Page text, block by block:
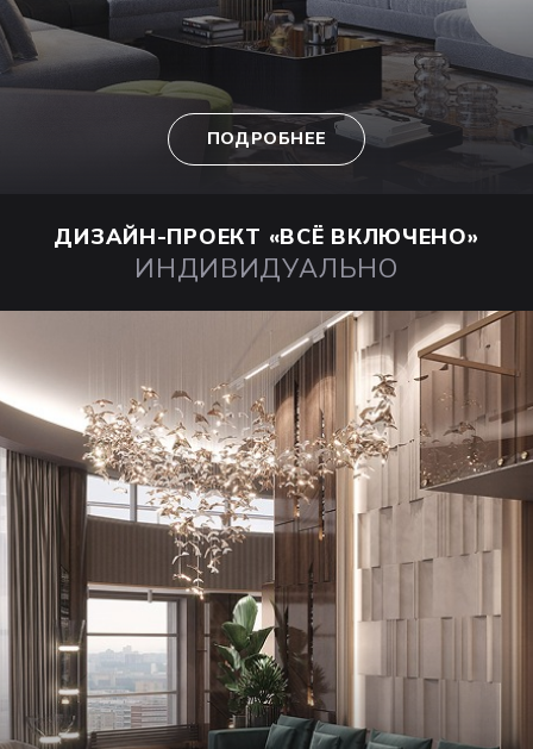
ПОДРОБНЕЕ
ДИЗАЙН-ПРОЕКТ «ВСЁ ВКЛЮЧЕНО»
ИНДИВИДУАЛЬНО